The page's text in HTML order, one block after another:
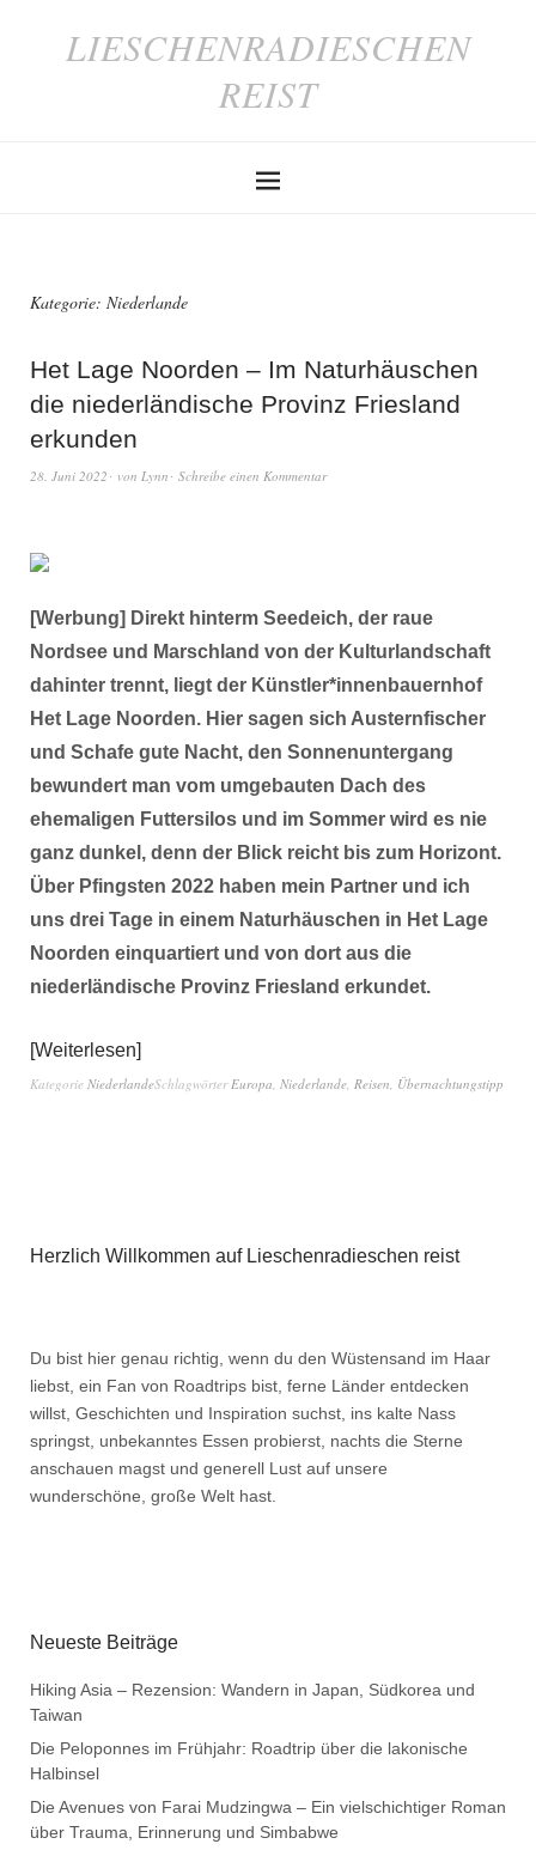
LIESCHENRADIESCHEN
REIST
Kategorie: Niederlande
Het Lage Noorden – Im Naturhäuschen
die niederländische Provinz Friesland
erkunden
28. Juni 2022 von Lynn Schreibe einen Kommentar
[Werbung] Direkt hinterm Seedeich, der raue
Nordsee und Marschland von der Kulturlandschaft
dahinter trennt, liegt der Künstler*innenbauernhof
Het Lage Noorden. Hier sagen sich Austernfischer
und Schafe gute Nacht, den Sonnenuntergang
bewundert man vom umgebauten Dach des
ehemaligen Futtersilos und im Sommer wird es nie
ganz dunkel, denn der Blick reicht bis zum Horizont.
Über Pfingsten 2022 haben mein Partner und ich
uns drei Tage in einem Naturhäuschen in Het Lage
Noorden einquartiert und von dort aus die
niederländische Provinz Friesland erkundet.
Weiterlesen
Kategorie NiederlandeSchlagwörterEuropa, Niederlande, Reisen, Übernachtungstipp
Herzlich Willkommen auf Lieschenradieschen reist
Du bist hier genau richtig, wenn du den Wüstensand im Haar
liebst, ein Fan von Roadtrips bist, ferne Länder entdecken
willst, Geschichten und Inspiration suchst, ins kalte Nass
springst, unbekanntes Essen probierst, nachts die Sterne
anschauen magst und generell Lust auf unsere
wunderschöne, große Welt hast.
Neueste Beiträge
Hiking Asia – Rezension: Wandern in Japan, Südkorea und
Taiwan
Die Peloponnes im Frühjahr: Roadtrip über die lakonische
Halbinsel
Die Avenues von Farai Mudzingwa – Ein vielschichtiger Roman
über Trauma, Erinnerung und Simbabwe